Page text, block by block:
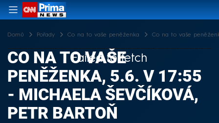
Domů Pořady Co na to vaše peněženka Co na to vaše
Failed to fetch
CO NA TO VAŠE
PENĚŽENKA, 5.6. V 17:55
- MICHAELA ŠEVČÍKOVÁ,
PETR BARTOŇ